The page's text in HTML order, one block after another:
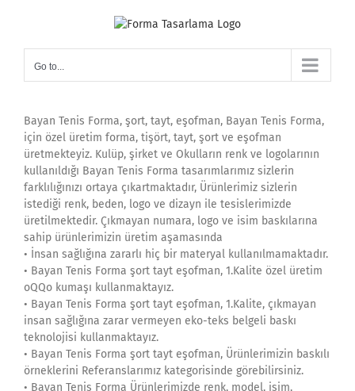
Go to...
Bayan Tenis Forma, şort, tayt, eşofman, Bayan Tenis Forma,
için özel üretim forma, tişört, tayt, şort ve eşofman
üretmekteyiz. Kulüp, şirket ve Okulların renk ve logolarının
kullanıldığı Bayan Tenis Forma tasarımlarımız sizlerin
farklılığınızı ortaya çıkartmaktadır, Ürünlerimiz sizlerin
istediği renk, beden, logo ve dizayn ile tesislerimizde
üretilmektedir. Çıkmayan numara, logo ve isim baskılarına
sahip ürünlerimizin üretim aşamasında
• İnsan sağlığına zararlı hiç bir materyal kullanılmamaktadır.
• Bayan Tenis Forma şort tayt eşofman, 1.Kalite özel üretim
oQQo kumaşı kullanmaktayız.
• Bayan Tenis Forma şort tayt eşofman, 1.Kalite, çıkmayan
insan sağlığına zarar vermeyen eko-teks belgeli baskı
teknolojisi kullanmaktayız.
• Bayan Tenis Forma şort tayt eşofman, Ürünlerimizin baskılı
örneklerini Referanslarımız kategorisinde görebilirsiniz.
• Bayan Tenis Forma Ürünlerimizde renk, model, isim,